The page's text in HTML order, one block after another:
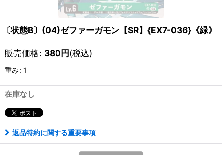
〔状態B〕(04)ゼファーガモン【SR】{EX7-036}《緑》
販売価格: 380円(税込)
重み: 1
在庫なし
返品特約に関する重要事項